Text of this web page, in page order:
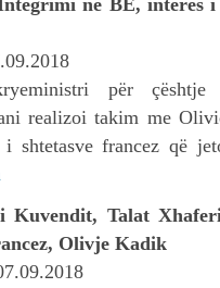
në BE, interes
për
realizoi takim me
i shtetasve francez që
Kuvendit, Talat
Olivje Kadik